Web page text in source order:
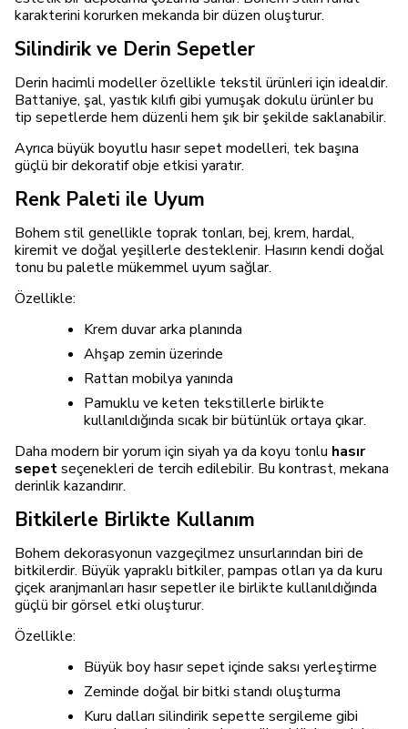
karakterini korurken mekanda bir düzen oluşturur.
Silindirik ve Derin Sepetler
Derin hacimli modeller özellikle tekstil ürünleri için idealdir.
Battaniye, şal, yastık kılıfı gibi yumuşak dokulu ürünler bu
tip sepetlerde hem düzenli hem şık bir şekilde saklanabilir.
Ayrıca büyük boyutlu hasır sepet modelleri, tek başına
güçlü bir dekoratif obje etkisi yaratır.
Renk Paleti ile Uyum
Bohem stil genellikle toprak tonları, bej, krem, hardal,
kiremit ve doğal yeşillerle desteklenir. Hasırın kendi doğal
tonu bu paletle mükemmel uyum sağlar.
Özellikle:
Krem duvar arka planında
Ahşap zemin üzerinde
Rattan mobilya yanında
Pamuklu ve keten tekstillerle birlikte
kullanıldığında sıcak bir bütünlük ortaya çıkar.
Daha modern bir yorum için siyah ya da koyu tonlu hasır
sepetseçenekleri de tercih edilebilir. Bu kontrast, mekana
derinlik kazandırır.
Bitkilerle Birlikte Kullanım
Bohem dekorasyonun vazgeçilmez unsurlarından biri de
bitkilerdir. Büyük yapraklı bitkiler, pampas otları ya da kuru
çiçek aranjmanları hasır sepetler ile birlikte kullanıldığında
güçlü bir görsel etki oluşturur.
Özellikle:
Büyük boy hasır sepet içinde saksı yerleştirme
Zeminde doğal bir bitki standı oluşturma
Kuru dalları silindirik sepette sergileme gibi